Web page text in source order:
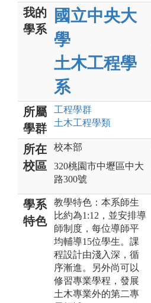
我的
學系
國立中央大
學
土木工程學
系
所屬
學群
工程學群
土木工程學類
所在
校區
校本部
320桃園市中壢區中大
路300號
學系
特色
教學特色：本系師生
比約為1:12，並安排導
師制度，每位導師平
均輔導15位學生。課
程設計由淺入深，循
序漸進。另外尚可以
修習專業學程，發展
土木專業外的第二專